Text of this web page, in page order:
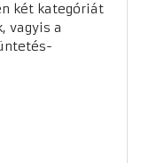
két kategóriát
vagyis a